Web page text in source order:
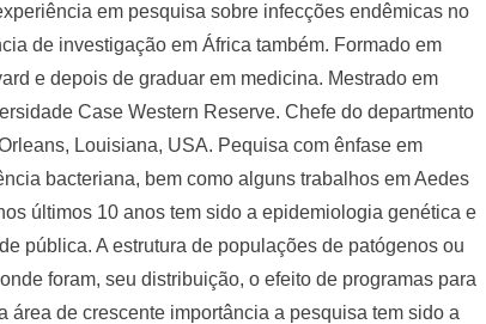
em pesquisa sobre infecções endêmicas no
de investigação em África também. Formado em
e depois de graduar em medicina. Mestrado em
Case Western Reserve. Chefe do departmento
Louisiana, USA. Pequisa com ênfase em
bacteriana, bem como alguns trabalhos em Aedes
últimos 10 anos tem sido a epidemiologia genética e
pública. A estrutura de populações de patógenos ou
foram, seu distribuição, o efeito de programas para
área de crescente importância a pesquisa tem sido a